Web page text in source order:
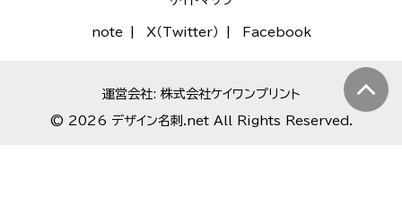
note X（Twitter） Facebook
運営会社: 株式会社ケイワンプリント
© 2026 デザイン名刺.net All Rights Reserved.